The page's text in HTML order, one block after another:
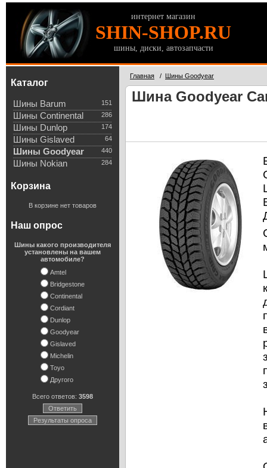
интернет магазин
SHIN-SHOP.RU
шины, диски, автозапчасти
Каталог
151
Шины Barum
286
Шины Continental
174
Шины Dunlop
64
Шины Gislaved
440
Шины Goodyear
284
Шины Nokian
Корзина
В корзине нет товаров
Наш опрос
Шины какого производителя
установлены на вашем
автомобиле?
Amtel
Bridgestone
Continental
Cordiant
Dunlop
Goodyear
Gislaved
Michelin
Toyo
Другого
Всего ответов: 3598
Ответить
Результаты опроса
Главная / Шины Goodyear
Шина Goodyear